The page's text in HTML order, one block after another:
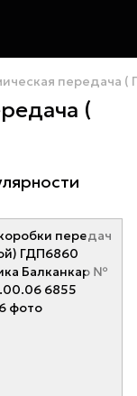
передача (
(